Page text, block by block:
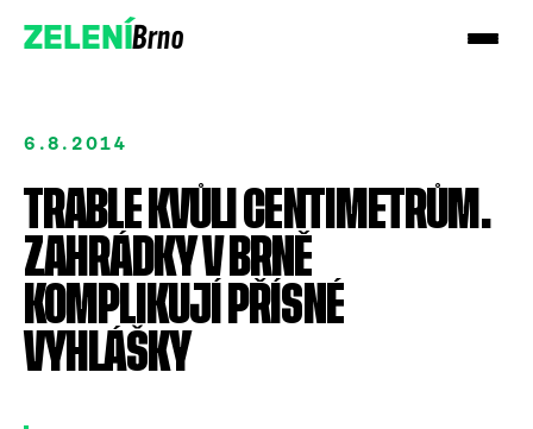
ZELENÍBrno
Přidejte se!
Podpořte nás darem
6.8.2014
TRABLE KVŮLI CENTIMETRŮM.
ZAHRÁDKY V BRNĚ
KOMPLIKUJÍ PŘÍSNÉ
VYHLÁŠKY